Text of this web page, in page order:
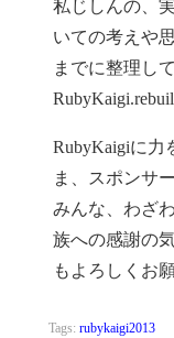
私じしんの、
いての考えや
までに整理し
RubyKaigiに力
ま、スポンサ
みんな、わざ
族への感謝の
もよろしくお
Tags: rubykaigi2013